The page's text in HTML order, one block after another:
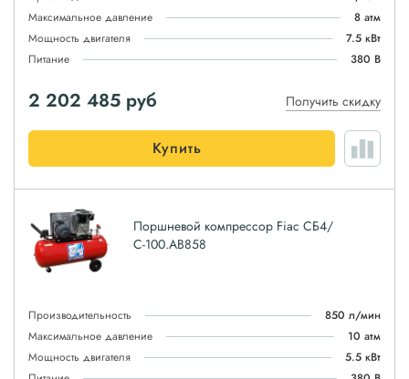
Максимальное давление
8 атм
Мощность двигателя
7.5 кВт
Питание
380 В
2 202 485 руб Получить скидку
Купить
Поршневой компрессор Fiac СБ4/
С-100.AB858
Производительность
850 л/мин
Максимальное давление
10 атм
Мощность двигателя
5.5 кВт